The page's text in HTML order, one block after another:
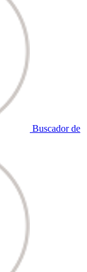
Buscador de